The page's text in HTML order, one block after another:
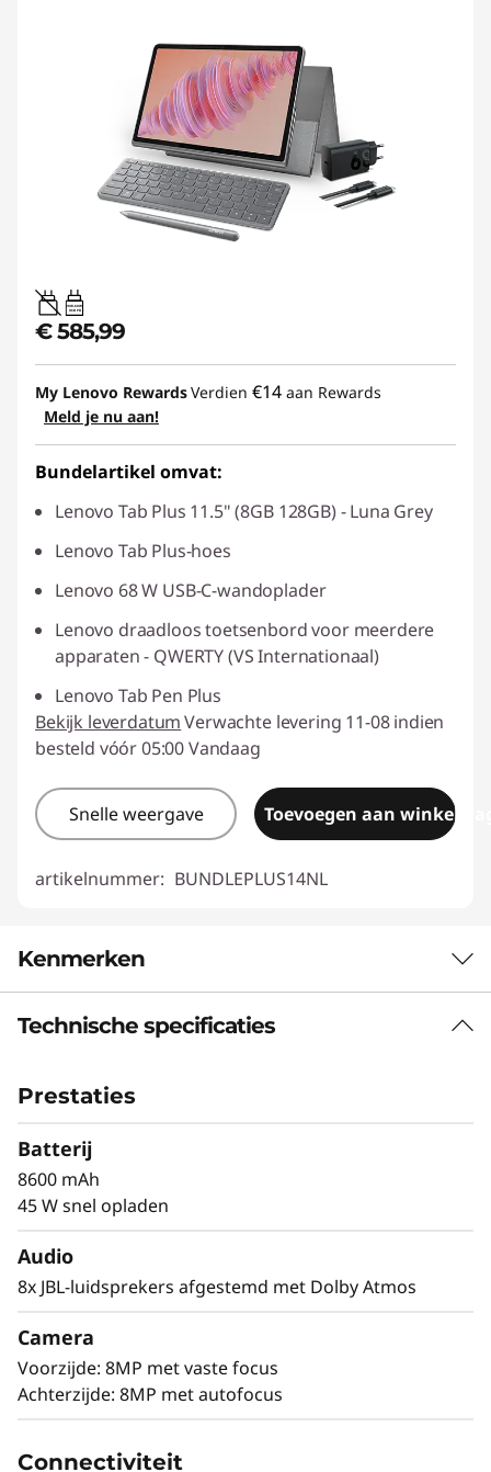
20W-60W
USB PD
€ 585,99
My Lenovo RewardsVerdien €14 aan Rewards
Meld je nu aan!
Bundelartikel omvat:
Lenovo Tab Plus 11.5" (8GB 128GB) - Luna Grey
Lenovo Tab Plus-hoes
Lenovo 68 W USB-C-wandoplader
Lenovo draadloos toetsenbord voor meerdere
apparaten - QWERTY (VS Internationaal)
Lenovo Tab Pen Plus
Bekijk leverdatumVerwachte levering 11-08 indien
besteld vóór 05:00 Vandaag
Snelle weergave Toevoegen aan
artikelnummer: BUNDLEPLUS14NL
Kenmerken
Vreugde in elke beat
helemaal op in haarscherpe hoge tonen en een
met hifi-structuur en Dolby Atmos®,
samengebracht door een verbluffend 11,5″ 2K-
beeldscherm. De standaard die 175 graden
bluetooth® herdefiniëren persoonlijk
entertainment en bieden een perfecte mix van
Technische specificaties
Prestaties
Batterij
8600 mAh
45 W snel opladen
Audio
8x JBL-luidsprekers afgestemd met Dolby Atmos
Camera
Voorzijde: 8MP met vaste focus
Achterzijde: 8MP met autofocus
Connectiviteit